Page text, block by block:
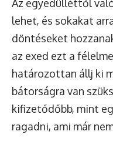
Az egyedülléttől
lehet, és sokakat
döntéseket
az exed ezt a
határozottan állj ki
bátorságra van
kifizetődőbb, mint
ragadni, ami már